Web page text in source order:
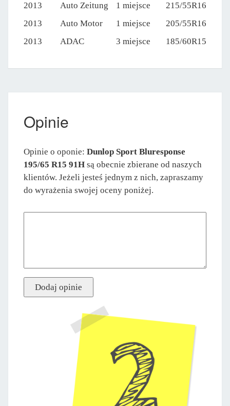
2013
Auto Zeitung 1 miejsce
215/55R16
2013
Auto Motor 1 miejsce
205/55R16
2013
ADAC 3 miejsce 185/60R15
Opinie
Opinie o oponie: Dunlop Sport Bluresponse
195/65 R15 91H są obecnie zbierane od naszych
klientów. Jeżeli jesteś jednym z nich, zapraszamy
do wyrażenia swojej oceny poniżej.